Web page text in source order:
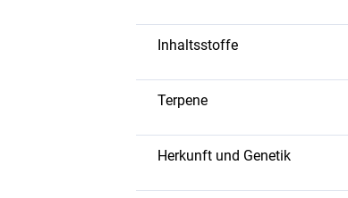
Inhaltsstoffe
Die Sorte enthält eine hohe
und Flavonoiden, die das
Terpene
Myrcen – beruhigend,
Limonen – fruchtige,
Linalool – floral, hat
Herkunft und Genetik
Black Cherry Punch ist eine